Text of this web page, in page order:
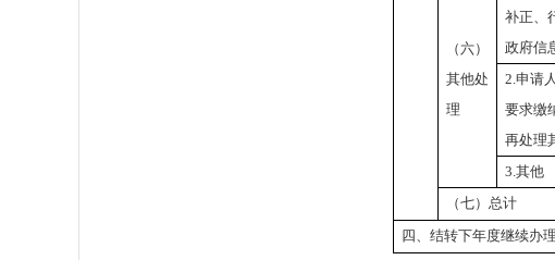
（六）
其他处
理
补正、
政府信
2.申请
要求缴
再处理
3.其他
（七）总计
四、结转下年度继续办理